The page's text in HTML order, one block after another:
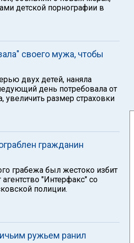
детской порнографии в
своего мужа, чтобы
двух детей, наняла
день потребовала от
размер страховки
гражданин
грабежа был жестоко избит
"Интерфакс" со
полиции.
ружьем ранил